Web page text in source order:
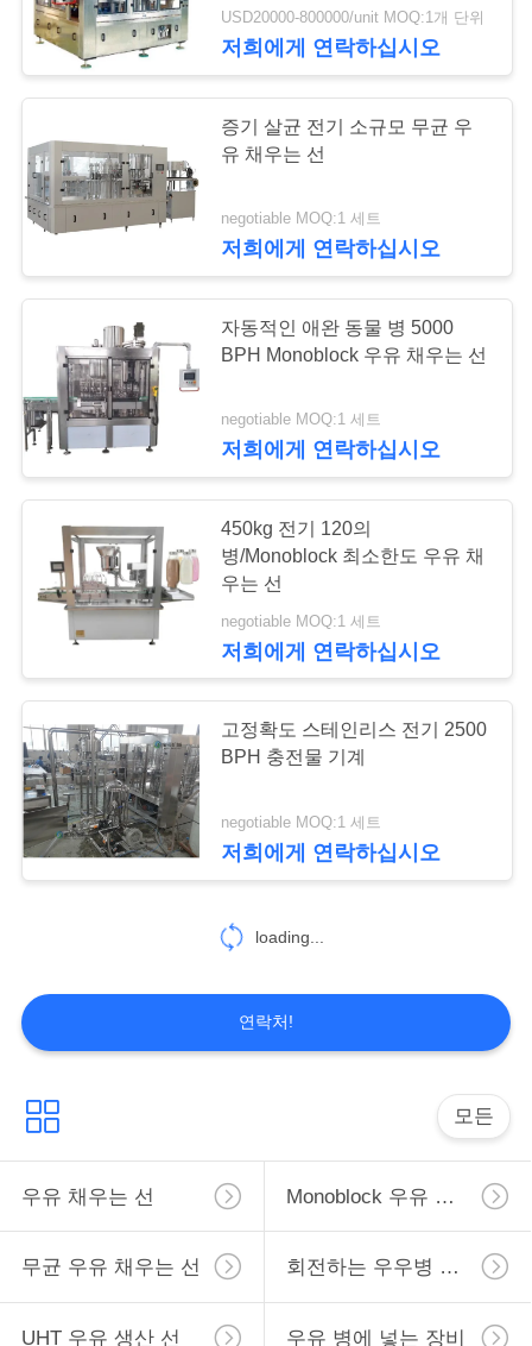
연
락
십
시
오
옴
표
를
십
시
오
사
맵
PRIVACY
POLICY
우유 병에 넣는 장비
우유 병에 넣는 식물
7
monoblock 액체 충
전물 기계
전물 기계
UHT 우유 공정 장치
8
USD20000-800000/unit MOQ:1개 단위
저희에게 연락하십시오
증기 살균 전기 소규모 무균 우
유 채우는 선
negotiable MOQ:1 세트
저희에게 연락하십시오
자동적인 애완 동물 병 5000
BPH Monoblock 우유 채우는 선
negotiable MOQ:1 세트
저희에게 연락하십시오
450kg 전기 120의
병/Monoblock 최소한도 우유 채
우는 선
negotiable MOQ:1 세트
저희에게 연락하십시오
고정확도 스테인리스 전기 2500
BPH 충전물 기계
negotiable MOQ:1 세트
저희에게 연락하십시오
loading...
연락처!
모든
우유 채우는 선 Monoblock 우유 채우는 선
무균 우유 채우는 선 회전하는 우우병 채우는 선
UHT 우유 생산 선 우유 병에 넣는 장비